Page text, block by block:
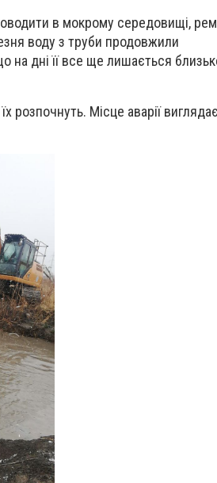
в мокрому середовищі,
воду з труби продовжили
на дні її все ще лишається
розпочнуть. Місце аварії виглядає